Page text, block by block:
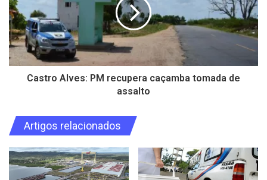
Castro Alves: PM recupera caçamba tomada de
assalto
Artigos relacionados